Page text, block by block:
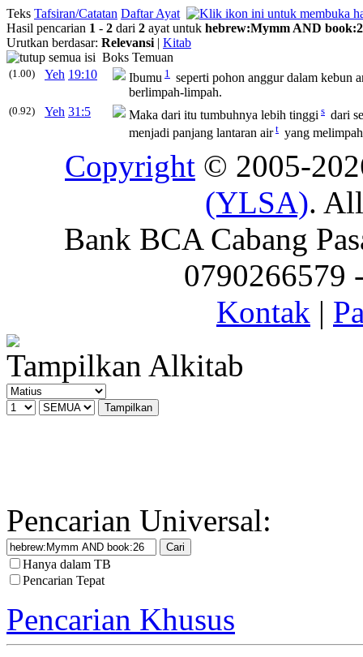
Teks Tafsiran/Catatan Daftar Ayat
Hasil pencarian 1 - 2 dari 2 ayat untuk hebrew:Mymm AND book:
Urutkan berdasar: Relevansi | Kitab
Boks Temuan
(1.00) Yeh 19:10 Ibumu 1 seperti pohon anggur dalam kebun
berlimpah-limpah.
(0.92) Yeh 31:5 Maka dari itu tumbuhnya lebih tinggi s dari
menjadi panjang lantaran air t yang
Copyright © 2005-
(YLSA).
Bank BCA Cabang
0790266579
Kontak |
Tampilkan Alkitab
Pencarian Universal:
Hanya dalam TB
Pencarian Tepat
Pencarian Khusus